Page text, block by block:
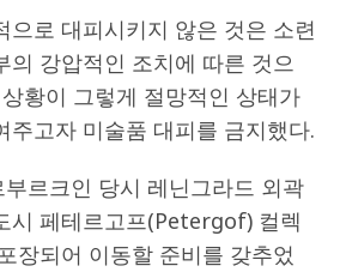
으로 대피시키지 않은 것은 소련
의 강압적인 조치에 따른 것으
황이 그렇게 절망적인 상태가
주고자 미술품 대피를 금지했다.
르크인 당시 레닌그라드 외곽
시 페테르고프(Petergof) 컬렉
장되어 이동할 준비를 갖추었